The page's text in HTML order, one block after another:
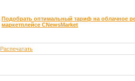
Подобрать оптимальный тариф на облачное
маркетплейсе CNewsMarket
Распечатать